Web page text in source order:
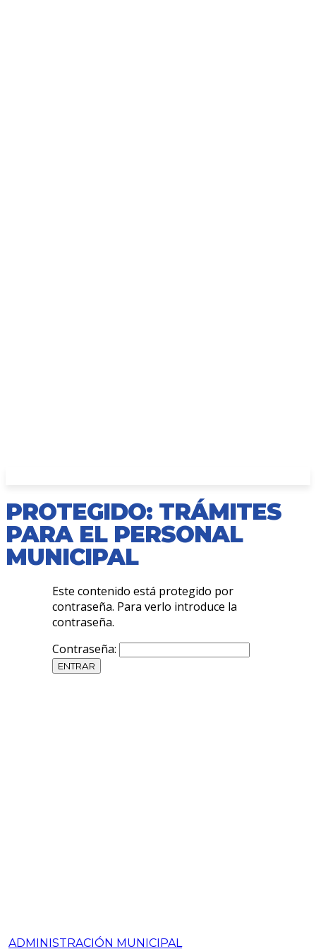
PROTEGIDO: TRÁMITES
PARA EL PERSONAL
MUNICIPAL
Este contenido está protegido por
contraseña. Para verlo introduce la
contraseña.
Contraseña:
ADMINISTRACIÓN MUNICIPAL